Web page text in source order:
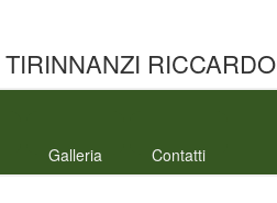
TIRINNANZI RICCARDO
Galleria Contatti